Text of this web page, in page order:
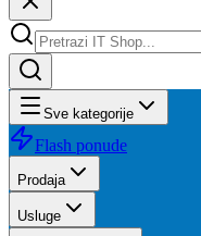
Sve kategorije
Flash ponude
Prodaja
Usluge